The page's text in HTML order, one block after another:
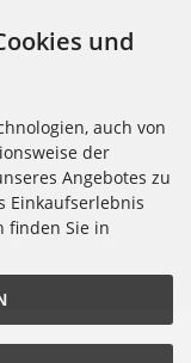
Uhr
kostenlos. Aus dem
aus dem Handynetz
durchgestrichenen Preise
und
auch von
der
Angebotes zu
Einkaufserlebnis
finden Sie in